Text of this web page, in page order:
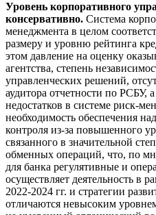
Уровень корпоративного
консервативно. Система
менеджмента в целом
размеру и уровню рейтинга
этом давление на оценку
агентства, степень
управленческих решений,
аудитора отчетности по РСБУ,
недостатков в системе риск-
необходимость обеспечения
контроля из-за повышенного
связанного в значительной
обменных операций, что, по
для банка регулятивные и
осуществляет деятельность в
2022-2024 гг. и стратегии
отличаются невысоким